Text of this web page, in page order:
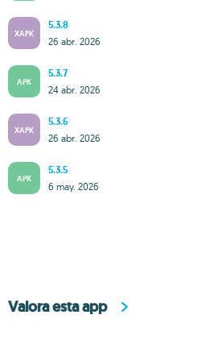
XAPK
5.3.8
26 abr. 2026
APK
5.3.7
24 abr. 2026
XAPK
5.3.6
26 abr. 2026
APK
5.3.5
6 may. 2026
Valora esta app